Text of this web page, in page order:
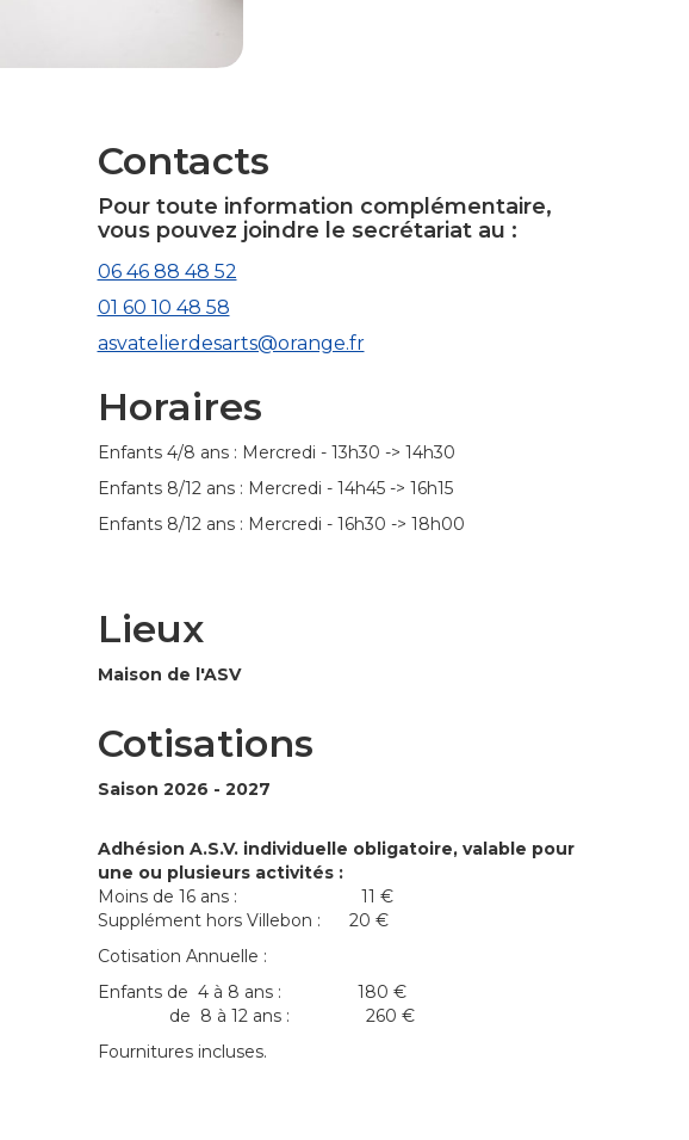
Contacts
Pour toute information complémentaire,
vous pouvez joindre le secrétariat au :
06 46 88 48 52
01 60 10 48 58
asvatelierdesarts@orange.fr
Horaires
Enfants 4/8 ans : Mercredi - 13h30 -> 14h30
Enfants 8/12 ans : Mercredi - 14h45 -> 16h15
Enfants 8/12 ans : Mercredi - 16h30 -> 18h00
Lieux
Maison de l'ASV
Cotisations
Saison 2026 - 2027
Adhésion A.S.V. individuelle obligatoire, valable pour
une ou plusieurs activités :
Moins de 16 ans : 11 €
Supplément hors Villebon : 20 €
Cotisation Annuelle :
Enfants de 4 à 8 ans : 180 €
de 8 à 12 ans : 260 €
Fournitures incluses.